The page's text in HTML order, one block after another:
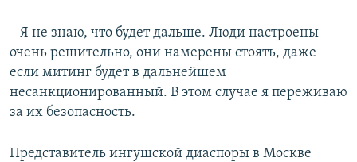
– Я не знаю, что будет дальше. Люди настроены
очень решительно, они намерены стоять, даже
если митинг будет в дальнейшем
несанкционированный. В этом случае я переживаю
за их безопасность.
Представитель ингушской диаспоры в Москве